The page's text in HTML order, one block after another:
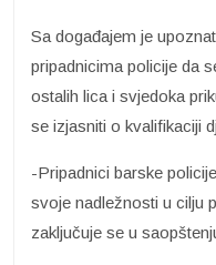
Sa događajem je
pripadnicima policije da
ostalih lica i svjedoka
se izjasniti o kvalifikaciji
-Pripadnici barske
svoje nadležnosti u cilju
zaključuje se u